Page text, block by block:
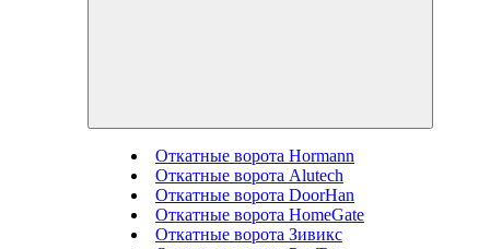
Откатные ворота Hormann
Откатные ворота Alutech
Откатные ворота DoorHan
Откатные ворота HomeGate
Откатные ворота Зивикс